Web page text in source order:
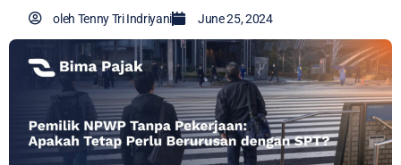
oleh Tenny Tri Indriyani June 25, 2024